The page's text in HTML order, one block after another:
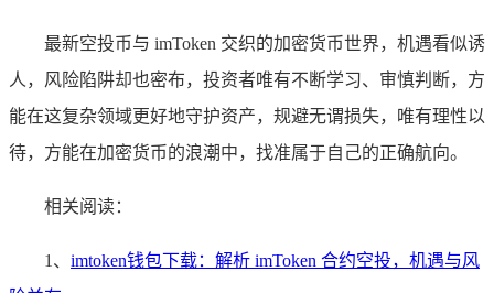
最新空投币与 imToken 交织的加密货币世界，机遇看似诱
人，风险陷阱却也密布，投资者唯有不断学习、审慎判断，方
能在这复杂领域更好地守护资产，规避无谓损失，唯有理性以
待，方能在加密货币的浪潮中，找准属于自己的正确航向。
相关阅读：
1、 imtoken钱包下载：解析 imToken 合约空投，机遇与风